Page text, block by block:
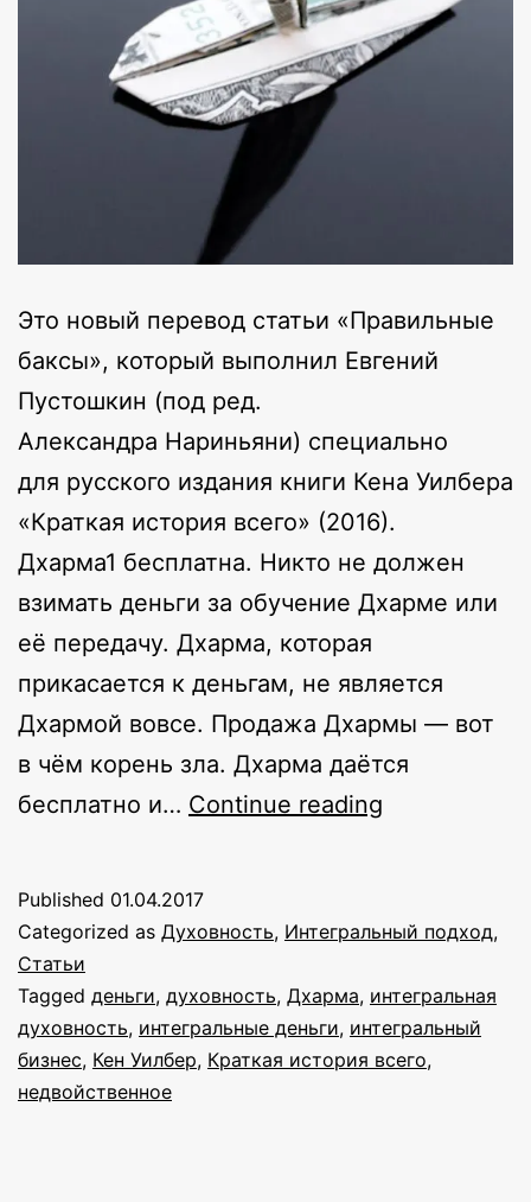
Это новый перевод статьи «Правильные
баксы», который выполнил Евгений
Пустошкин (под ред.
Александра Нариньяни) специально
для русского издания книги Кена Уилбера
«Краткая история всего» (2016).
Дхарма1 бесплатна. Никто не должен
взимать деньги за обучение Дхарме или
её передачу. Дхарма, которая
прикасается к деньгам, не является
Дхармой вовсе. Продажа Дхармы — вот
в чём корень зла. Дхарма даётся
бесплатно и… Continue reading
Published 01.04.2017
Categorized as Духовность, Интегральный подход,
Статьи
Tagged деньги, духовность, Дхарма, интегральная
духовность, интегральные деньги, интегральный
бизнес, Кен Уилбер, Краткая история всего,
недвойственное